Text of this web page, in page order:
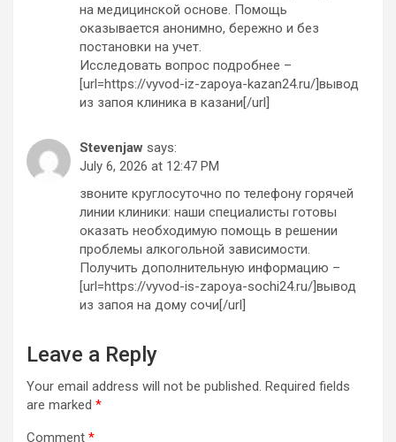
на медицинской основе. Помощь
оказывается анонимно, бережно и без
постановки на учет.
Исследовать вопрос подробнее –
[url=https://vyvod-iz-zapoya-kazan24.ru/]вывод
из запоя клиника в казани[/url]
Stevenjaw says:
July 6, 2026 at 12:47 PM
звоните круглосуточно по телефону горячей
линии клиники: наши специалисты готовы
оказать необходимую помощь в решении
проблемы алкогольной зависимости.
Получить дополнительную информацию –
[url=https://vyvod-is-zapoya-sochi24.ru/]вывод
из запоя на дому сочи[/url]
Leave a Reply
Your email address will not be published. Required fields
are marked *
Comment *